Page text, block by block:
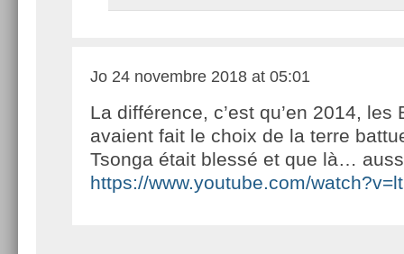
Jo 24 novembre 2018 at 05:01
La différence, c’est qu’en 2014, les
avaient fait le choix de la terre
Tsonga était blessé et que là…
https://www.youtube.com/